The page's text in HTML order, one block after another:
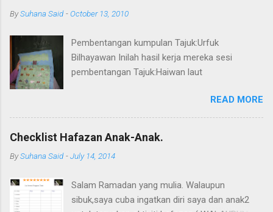
n
BySuhana Said -October 13, 2010
Pembentangan kumpulan Tajuk:Urfuk
Bilhayawan Inilah hasil kerja mereka sesi
pembentangan Tajuk:Haiwan laut
READ MORE
Checklist Hafazan Anak-Anak.
BySuhana Said -July 14, 2014
Salam Ramadan yang mulia. Walaupun
sibuk,saya cuba ingatkan diri saya dan anak2